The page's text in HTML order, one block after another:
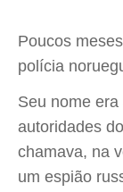
Poucos
polícia
Seu nome
autoridades
chamava, na
um espião